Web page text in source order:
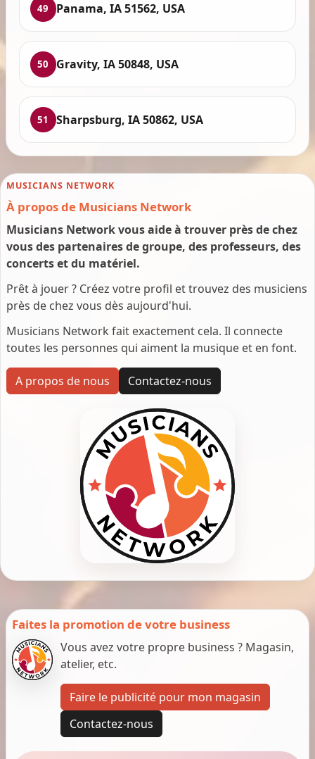
49 Panama, IA 51562, USA
50 Gravity, IA 50848, USA
51 Sharpsburg, IA 50862, USA
MUSICIANS NETWORK
À propos de Musicians Network
Musicians Network vous aide à trouver près de chez
vous des partenaires de groupe, des professeurs, des
concerts et du matériel.
Prêt à jouer ? Créez votre profil et trouvez des musiciens
près de chez vous dès aujourd'hui.
Musicians Network fait exactement cela. Il connecte
toutes les personnes qui aiment la musique et en font.
A propos de nous Contactez-nous
Faites la promotion de votre business
Vous avez votre propre business ? Magasin,
atelier, etc.
Faire le publicité pour mon magasin
Contactez-nous